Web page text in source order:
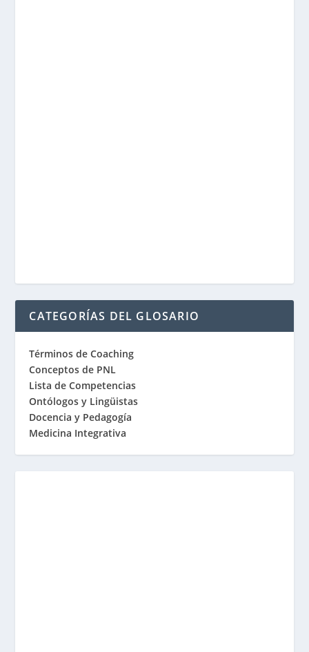
CATEGORÍAS DEL GLOSARIO
Términos de Coaching
Conceptos de PNL
Lista de Competencias
Ontólogos y Lingüistas
Docencia y Pedagogía
Medicina Integrativa